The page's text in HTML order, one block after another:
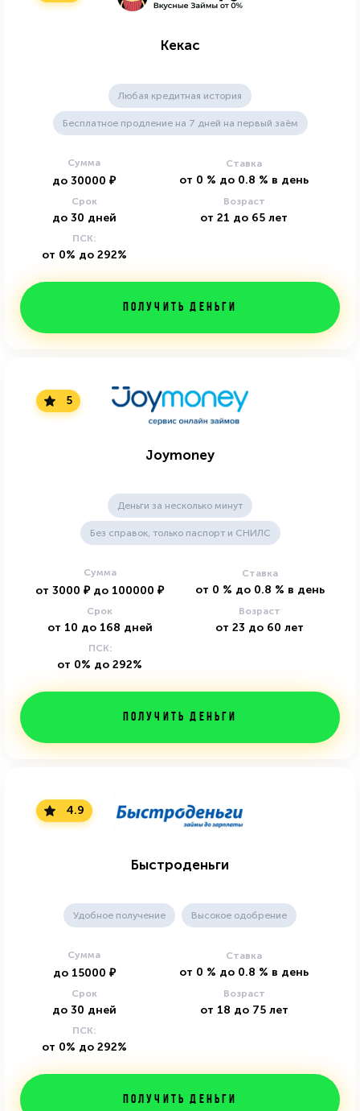
Кекас
Любая кредитная история
Бесплатное продление на 7 дней на первый заём
Сумма
до 30000 ₽
Ставка
от 0 % до 0.8 % в день
Срок
до 30 дней
Возраст
от 21 до 65 лет
ПСК:
от 0% до 292%
Получить деньги
5
Joymoney
Деньги за несколько минут
Без справок, только паспорт и СНИЛС
Сумма
от 3000 ₽ до 100000 ₽
Ставка
от 0 % до 0.8 % в день
Срок
от 10 до 168 дней
Возраст
от 23 до 60 лет
ПСК:
от 0% до 292%
Получить деньги
4.9
Быстроденьги
Удобное получение Высокое одобрение
Сумма
до 15000 ₽
Ставка
от 0 % до 0.8 % в день
Срок
до 30 дней
Возраст
от 18 до 75 лет
ПСК:
от 0% до 292%
Получить деньги